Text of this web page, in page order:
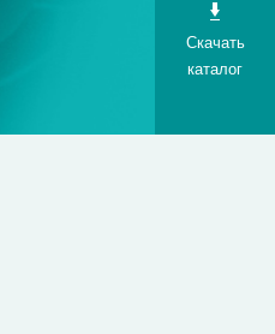
Скачать
каталог